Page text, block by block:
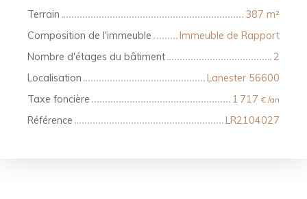
Terrain
387 m²
Composition de l'immeuble
Immeuble de Rapport
Nombre d'étages du bâtiment
2
Localisation
Lanester 56600
Taxe foncière
1 717 € /an
Référence LR2104027